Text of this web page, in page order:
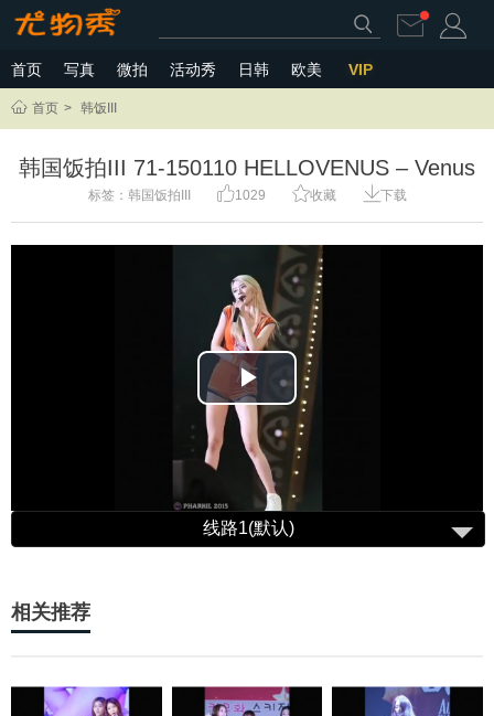
首页 写真 微拍 活动秀 日韩 欧美 VIP
首页 > 韩饭III
韩国饭拍III 71-150110 HELLOVENUS – Venus
标签： 韩国饭拍III 1029 收藏 下载
Play
Video
相关推荐